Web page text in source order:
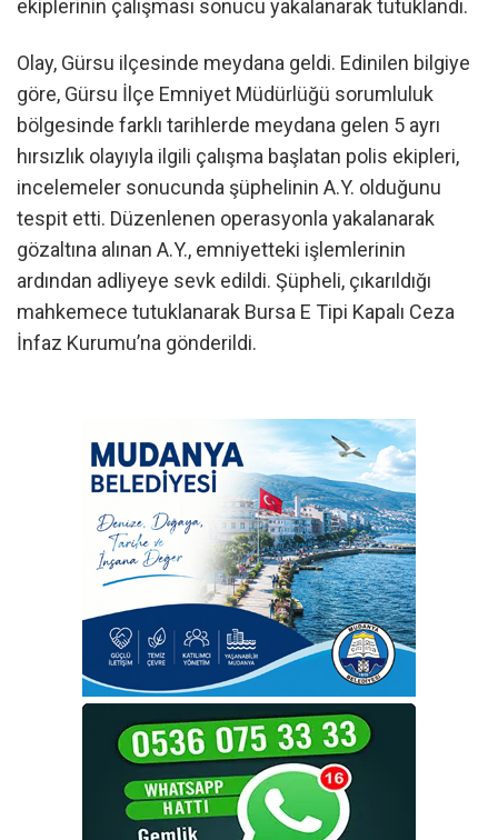
ekiplerinin çalışması sonucu yakalanarak tutuklandı.
Olay, Gürsu ilçesinde meydana geldi. Edinilen bilgiye
göre, Gürsu İlçe Emniyet Müdürlüğü sorumluluk
bölgesinde farklı tarihlerde meydana gelen 5 ayrı
hırsızlık olayıyla ilgili çalışma başlatan polis ekipleri,
incelemeler sonucunda şüphelinin A.Y. olduğunu
tespit etti. Düzenlenen operasyonla yakalanarak
gözaltına alınan A.Y., emniyetteki işlemlerinin
ardından adliyeye sevk edildi. Şüpheli, çıkarıldığı
mahkemece tutuklanarak Bursa E Tipi Kapalı Ceza
İnfaz Kurumu’na gönderildi.